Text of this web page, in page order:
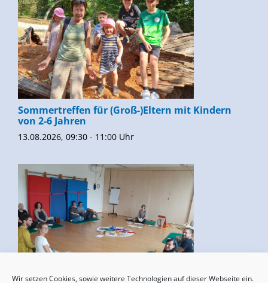
Wir setzen Cookies, sowie weitere Technologien auf dieser Webseite ein.
Sommertreffen für (Groß-)Eltern mit Kindern
von 2-6 Jahren
13.08.2026, 09:30 - 11:00 Uhr